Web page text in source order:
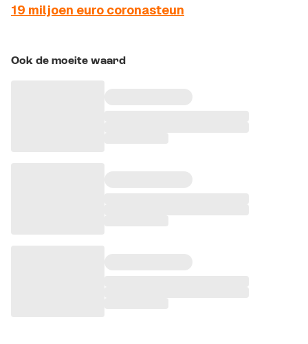
19 miljoen euro coronasteun
Ook de moeite waard